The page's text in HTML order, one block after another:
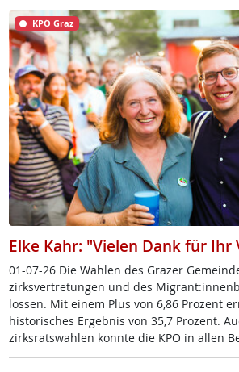
KPÖ Graz
Elke Kahr: "Vielen Dank für Ihr
01-07-26 Die Wah­len des Gra­zer
zirks­ver­t­re­tun­gen und des
los­sen. Mit ei­nem Plus von 6,86 Pro­zent
his­to­ri­sches Er­geb­nis von 35,7 Pro­zent.
zirks­rats­wah­len konn­te die KPÖ in al­len